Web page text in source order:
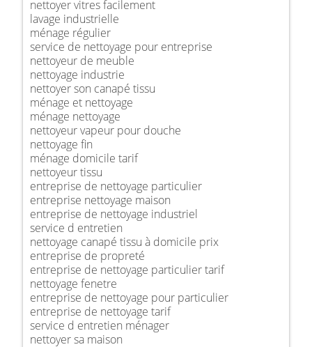
nettoyer vitres facilement
lavage industrielle
ménage régulier
service de nettoyage pour entreprise
nettoyeur de meuble
nettoyage industrie
nettoyer son canapé tissu
ménage et nettoyage
ménage nettoyage
nettoyeur vapeur pour douche
nettoyage fin
ménage domicile tarif
nettoyeur tissu
entreprise de nettoyage particulier
entreprise nettoyage maison
entreprise de nettoyage industriel
service d entretien
nettoyage canapé tissu à domicile prix
entreprise de propreté
entreprise de nettoyage particulier tarif
nettoyage fenetre
entreprise de nettoyage pour particulier
entreprise de nettoyage tarif
service d entretien ménager
nettoyer sa maison